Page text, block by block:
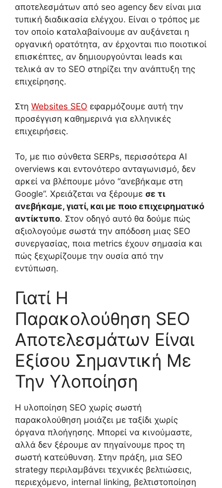
αποτελεσμάτων από seo agency δεν είναι μια
τυπική διαδικασία ελέγχου. Είναι ο τρόπος με
τον οποίο καταλαβαίνουμε αν αυξάνεται η
οργανική ορατότητα, αν έρχονται πιο ποιοτικοί
επισκέπτες, αν δημιουργούνται leads και
τελικά αν το SEO στηρίζει την ανάπτυξη της
επιχείρησης.
Στη Websites SEO εφαρμόζουμε αυτή την
προσέγγιση καθημερινά για ελληνικές
επιχειρήσεις.
Το, με πιο σύνθετα SERPs, περισσότερα AI
overviews και εντονότερο ανταγωνισμό, δεν
αρκεί να βλέπουμε μόνο “ανεβήκαμε στη
Google”. Χρειάζεται να ξέρουμε σε τι
ανεβήκαμε, γιατί, και με ποιο επιχειρηματικό
αντίκτυπο. Στον οδηγό αυτό θα δούμε πώς
αξιολογούμε σωστά την απόδοση μιας SEO
συνεργασίας, ποια metrics έχουν σημασία και
πώς ξεχωρίζουμε την ουσία από την
εντύπωση.
Γιατί Η
Παρακολούθηση SEO
Αποτελεσμάτων Είναι
Εξίσου Σημαντική Με
Την Υλοποίηση
Η υλοποίηση SEO χωρίς σωστή
παρακολούθηση μοιάζει με ταξίδι χωρίς
όργανα πλοήγησης. Μπορεί να κινούμαστε,
αλλά δεν ξέρουμε αν πηγαίνουμε προς τη
σωστή κατεύθυνση. Στην πράξη, μια SEO
strategy περιλαμβάνει τεχνικές βελτιώσεις,
περιεχόμενο, internal linking, βελτιστοποίηση